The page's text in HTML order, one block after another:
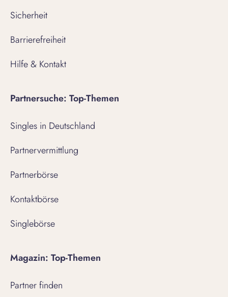
Sicherheit
Barrierefreiheit
Hilfe & Kontakt
Partnersuche: Top-Themen
Singles in Deutschland
Partnervermittlung
Partnerbörse
Kontaktbörse
Singlebörse
Magazin: Top-Themen
Partner finden